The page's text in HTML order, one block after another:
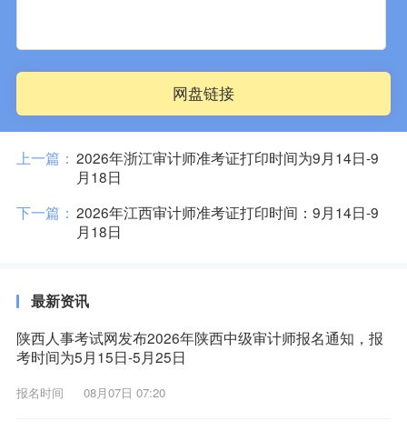
网盘链接
上一篇： 2026年浙江审计师准考证打印时间为9月14日-9
月18日
下一篇： 2026年江西审计师准考证打印时间：9月14日-9
月18日
最新资讯
陕西人事考试网发布2026年陕西中级审计师报名通知，报
考时间为5月15日-5月25日
报名时间 08月07日 07:20